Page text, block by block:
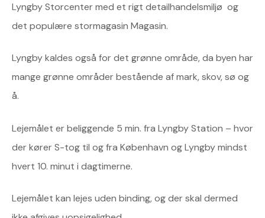
Lyngby Storcenter med et rigt detailhandelsmiljø og
det populære stormagasin Magasin.
Lyngby kaldes også for det grønne område, da byen har
mange grønne områder bestående af mark, skov, sø og
å.
Lejemålet er beliggende 5 min. fra Lyngby Station – hvor
der kører S-tog til og fra København og Lyngby mindst
hvert 10. minut i dagtimerne.
Lejemålet kan lejes uden binding, og der skal dermed